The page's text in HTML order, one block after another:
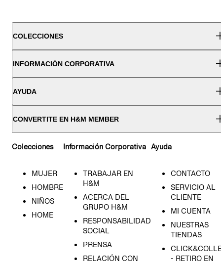
COLECCIONES
INFORMACIÓN CORPORATIVA
AYUDA
CONVERTITE EN H&M MEMBER
Colecciones
MUJER
HOMBRE
NIÑOS
HOME
Información Corporativa
TRABAJAR EN
H&M
ACERCA DEL
GRUPO H&M
RESPONSABILIDAD
SOCIAL
PRENSA
RELACIÓN CON
Ayuda
CONTACTO
SERVICIO AL
CLIENTE
MI CUENTA
NUESTRAS
TIENDAS
- RETIRO EN